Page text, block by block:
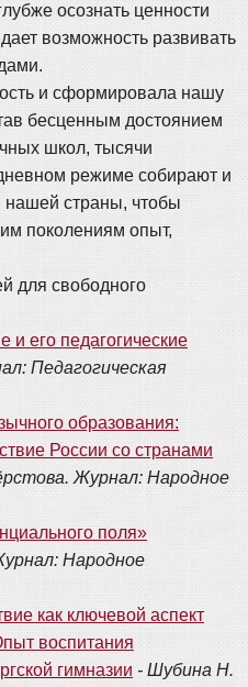
осознать ценности
возможность развивать
и сформировала нашу
бесценным достоянием
школ, тысячи
режиме собирают и
нашей страны, чтобы
поколениям опыт,
для свободного
и его педагогические
Педагогическая
образования:
России со странами
Журнал: Народное
поля»
Народное
как ключевой аспект
воспитания
гимназии - Шубина Н.